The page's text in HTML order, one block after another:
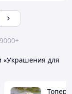
«Украшения для
Топер